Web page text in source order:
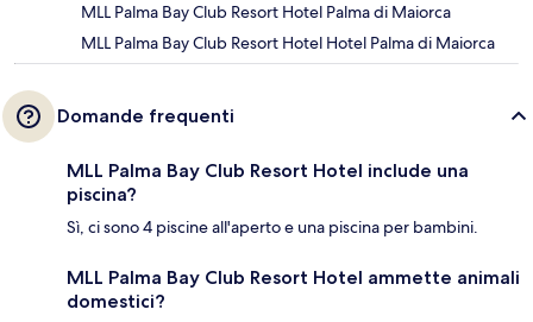
MLL Palma Bay Club Resort Hotel Palma di Maiorca
MLL Palma Bay Club Resort Hotel Hotel Palma di Maiorca
Domande frequenti
MLL Palma Bay Club Resort Hotel include una
piscina?
Sì, ci sono 4 piscine all'aperto e una piscina per bambini.
MLL Palma Bay Club Resort Hotel ammette animali
domestici?